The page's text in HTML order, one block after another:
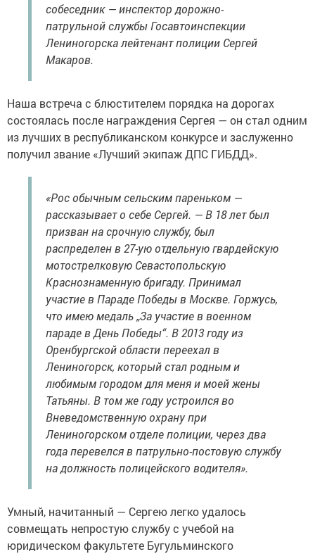
собеседник — инспектор дорожно-
патрульной службы Госавтоинспекции
Лениногорска лейтенант полиции Сергей
Макаров.
Наша встреча с блюстителем порядка на дорогах
состоялась после награждения Сергея — он стал одним
из лучших в республиканском конкурсе и заслуженно
получил звание «Лучший экипаж ДПС ГИБДД».
«Рос обычным сельским пареньком —
рассказывает о себе Сергей. — В 18 лет был
призван на срочную службу, был
распределен в 27-ую отдельную гвардейскую
мотострелковую Севастопольскую
Краснознаменную бригаду. Принимал
участие в Параде Победы в Москве. Горжусь,
что имею медаль „За участие в военном
параде в День Победы“. В 2013 году из
Оренбургской области переехал в
Лениногорск, который стал родным и
любимым городом для меня и моей жены
Татьяны. В том же году устроился во
Вневедомственную охрану при
Лениногорском отделе полиции, через два
года перевелся в патрульно-постовую службу
на должность полицейского водителя».
Умный, начитанный — Сергею легко удалось
совмещать непростую службу с учебой на
юридическом факультете Бугульминского